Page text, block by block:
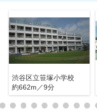
渋谷区立笹塚小学校
約662m／9分